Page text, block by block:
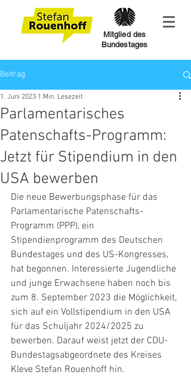
Mitglied des
Bundestages
Beitrag
Parlamentarisches
Patenschafts-Programm:
Jetzt für Stipendium in den
USA bewerben
1. Juni 2023 1 Min. Lesezeit
Die neue Bewerbungsphase für das
Parlamentarische Patenschafts-
Programm (PPP), ein
Stipendienprogramm des Deutschen
Bundestages und des US-Kongresses,
hat begonnen. Interessierte Jugendliche
und junge Erwachsene haben noch bis
zum 8. September 2023 die Möglichkeit,
sich auf ein Vollstipendium in den USA
für das Schuljahr 2024/2025 zu
bewerben. Darauf weist jetzt der CDU-
Bundestagsabgeordnete des Kreises
Kleve Stefan Rouenhoff hin.